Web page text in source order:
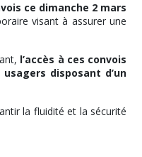
ce dimanche 2 mars
visant à assurer une
l’accès à ces convois
usagers disposant d’un
la fluidité et la sécurité